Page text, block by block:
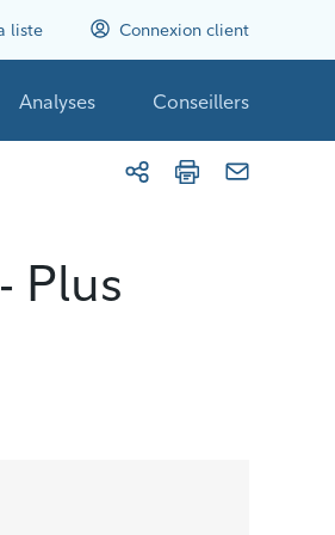
liste Connexion client
Analyses Conseillers
Plus